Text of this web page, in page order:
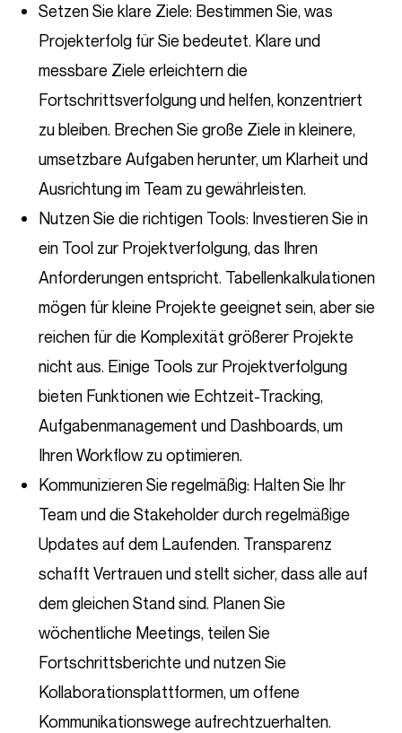
Setzen Sie klare Ziele: Bestimmen Sie, was
Projekterfolg für Sie bedeutet. Klare und
messbare Ziele erleichtern die
Fortschrittsverfolgung und helfen, konzentriert
zu bleiben. Brechen Sie große Ziele in kleinere,
umsetzbare Aufgaben herunter, um Klarheit und
Ausrichtung im Team zu gewährleisten.
Nutzen Sie die richtigen Tools: Investieren Sie in
ein Tool zur Projektverfolgung, das Ihren
Anforderungen entspricht. Tabellenkalkulationen
mögen für kleine Projekte geeignet sein, aber sie
reichen für die Komplexität größerer Projekte
nicht aus. Einige Tools zur Projektverfolgung
bieten Funktionen wie Echtzeit-Tracking,
Aufgabenmanagement und Dashboards, um
Ihren Workflow zu optimieren.
Kommunizieren Sie regelmäßig: Halten Sie Ihr
Team und die Stakeholder durch regelmäßige
Updates auf dem Laufenden. Transparenz
schafft Vertrauen und stellt sicher, dass alle auf
dem gleichen Stand sind. Planen Sie
wöchentliche Meetings, teilen Sie
Fortschrittsberichte und nutzen Sie
Kollaborationsplattformen, um offene
Kommunikationswege aufrechtzuerhalten.